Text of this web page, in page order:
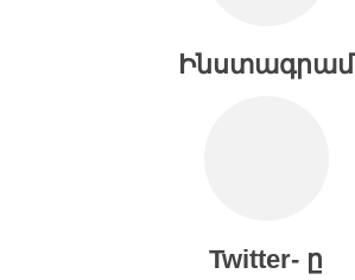
Ինստագրամ
Twitter- ը